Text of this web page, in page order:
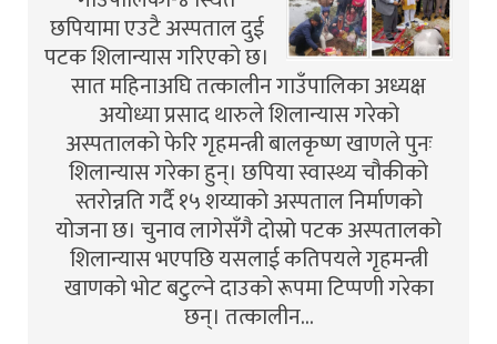
छपियामा एउटै अस्पताल दुई
पटक शिलान्यास गरिएको छ।
सात महिनाअघि तत्कालीन गाउँपालिका अध्यक्ष
अयोध्या प्रसाद थारुले शिलान्यास गरेको
अस्पतालको फेरि गृहमन्त्री बालकृष्ण खाणले पुनः
शिलान्यास गरेका हुन्। छपिया स्वास्थ्य चौकीको
स्तरोन्नति गर्दै १५ शय्याको अस्पताल निर्माणको
योजना छ। चुनाव लागेसँगै दोस्रो पटक अस्पतालको
शिलान्यास भएपछि यसलाई कतिपयले गृहमन्त्री
खाणको भोट बटुल्ने दाउको रूपमा टिप्पणी गरेका
छन्। तत्कालीन…